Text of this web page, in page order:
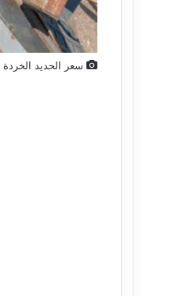
سعر الحديد الخردة